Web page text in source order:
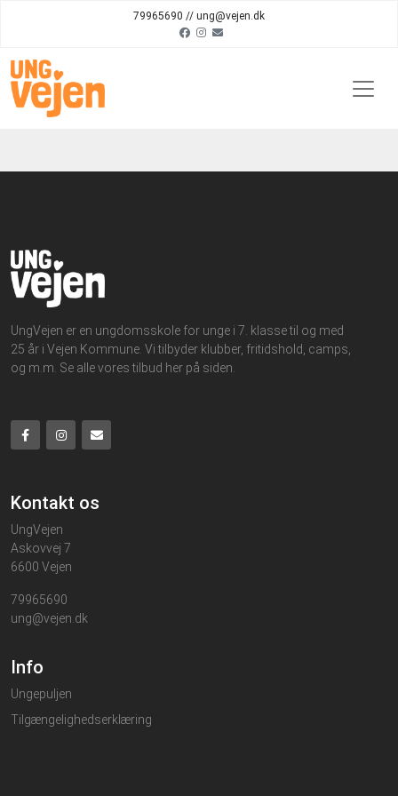
79965690 // ung@vejen.dk
UngVejen er en ungdomsskole for unge i 7. klasse til og med
25 år i Vejen Kommune. Vi tilbyder klubber, fritidshold, camps,
og m.m. Se alle vores tilbud her på siden.
Kontakt os
UngVejen
Askovvej 7
6600 Vejen
79965690
ung@vejen.dk
Info
Ungepuljen
Tilgængelighedserklæring